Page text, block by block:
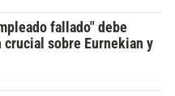
fallado" debe
sobre Eurnekian y